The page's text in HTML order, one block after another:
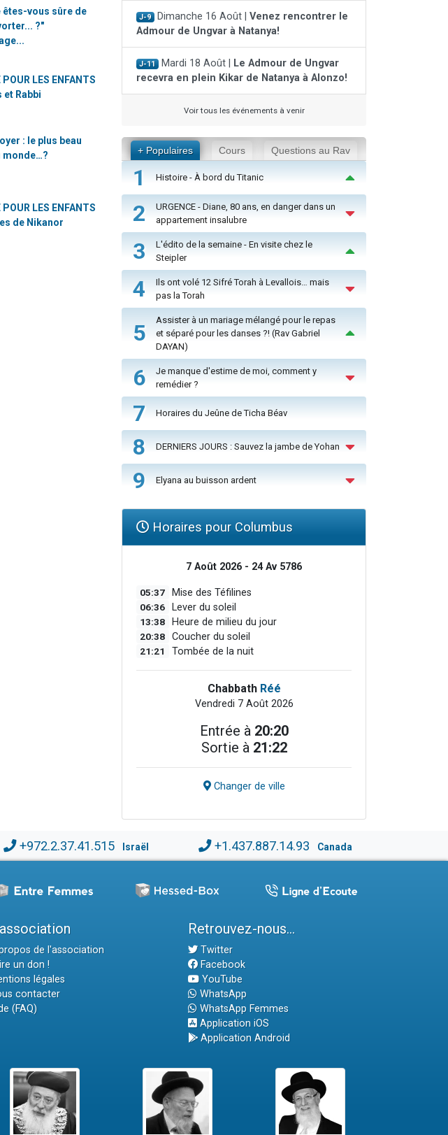
êtes-vous sûre de
?"
POUR LES ENFANTS
et Rabbi
: le plus beau
monde…?
POUR LES ENFANTS
de Nikanor
J-9 Dimanche 16 Août | Venez rencontrer le
Admour de Ungvar à Natanya!
J-11 Mardi 18 Août |
Le Admour de Ungvar
recevra en plein Kikar de Natanya à Alonzo!
Voir tous les événements à venir
+ Populaires Cours Questions au Rav
1 Histoire - À bord du Titanic
2
URGENCE - Diane, 80 ans, en danger dans un
appartement insalubre
3
L'édito de la semaine - En visite chez le
Steipler
4
Ils ont volé 12 Sifré Torah à Levallois… mais
pas la Torah
5
Assister à un mariage mélangé pour le repas
et séparé pour les danses ?! (Rav Gabriel
DAYAN)
6
Je manque d'estime de moi, comment y
remédier ?
7 Horaires du Jeûne de Ticha Béav
8 DERNIERS JOURS : Sauvez la jambe de Yohan
9 Elyana au buisson ardent
Horaires pour Columbus
7 Août 2026 - 24 Av 5786
05:37 Mise des Téfilines
06:36 Lever du soleil
13:38 Heure de milieu du jour
20:38 Coucher du soleil
21:21 Tombée de la nuit
Chabbath Réé
Vendredi 7 Août 2026
Entrée à 20:20
Sortie à 21:22
Changer de ville
+972.2.37.41.515 Israël +1.437.887.14.93 Canada
de l'association
un don !
légales
contacter
(FAQ)
Retrouvez-nous...
Twitter
Facebook
YouTube
WhatsApp
WhatsApp Femmes
Application iOS
Application Android